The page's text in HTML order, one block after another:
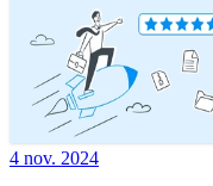
4 nov. 2024